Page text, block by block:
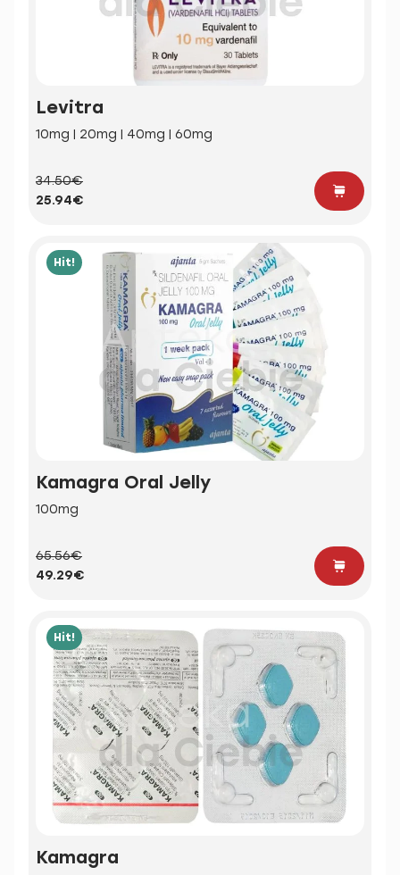
Levitra
10mg | 20mg | 40mg | 60mg
34.50€
25.94€
Hit!
Kamagra Oral Jelly
100mg
65.56€
49.29€
Hit!
Kamagra